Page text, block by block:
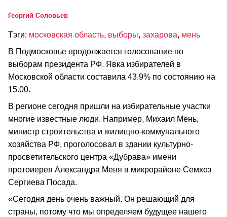
Георгий Соловьев
Тэги: московская область, выборы, захарова, мень
В Подмосковье продолжается голосование по
выборам президента РФ. Явка избирателей в
Московской области составила 43.9% по состоянию на
15.00.
В регионе сегодня пришли на избирательные участки
многие известные люди. Например, Михаил Мень,
министр строительства и жилищно-коммунального
хозяйства РФ, проголосовал в здании культурно-
просветительского центра «Дубрава» имени
протоиерея Александра Меня в микрорайоне Семхоз
Сергиева Посада.
«Сегодня день очень важный. Он решающий для
страны, потому что мы определяем будущее нашего